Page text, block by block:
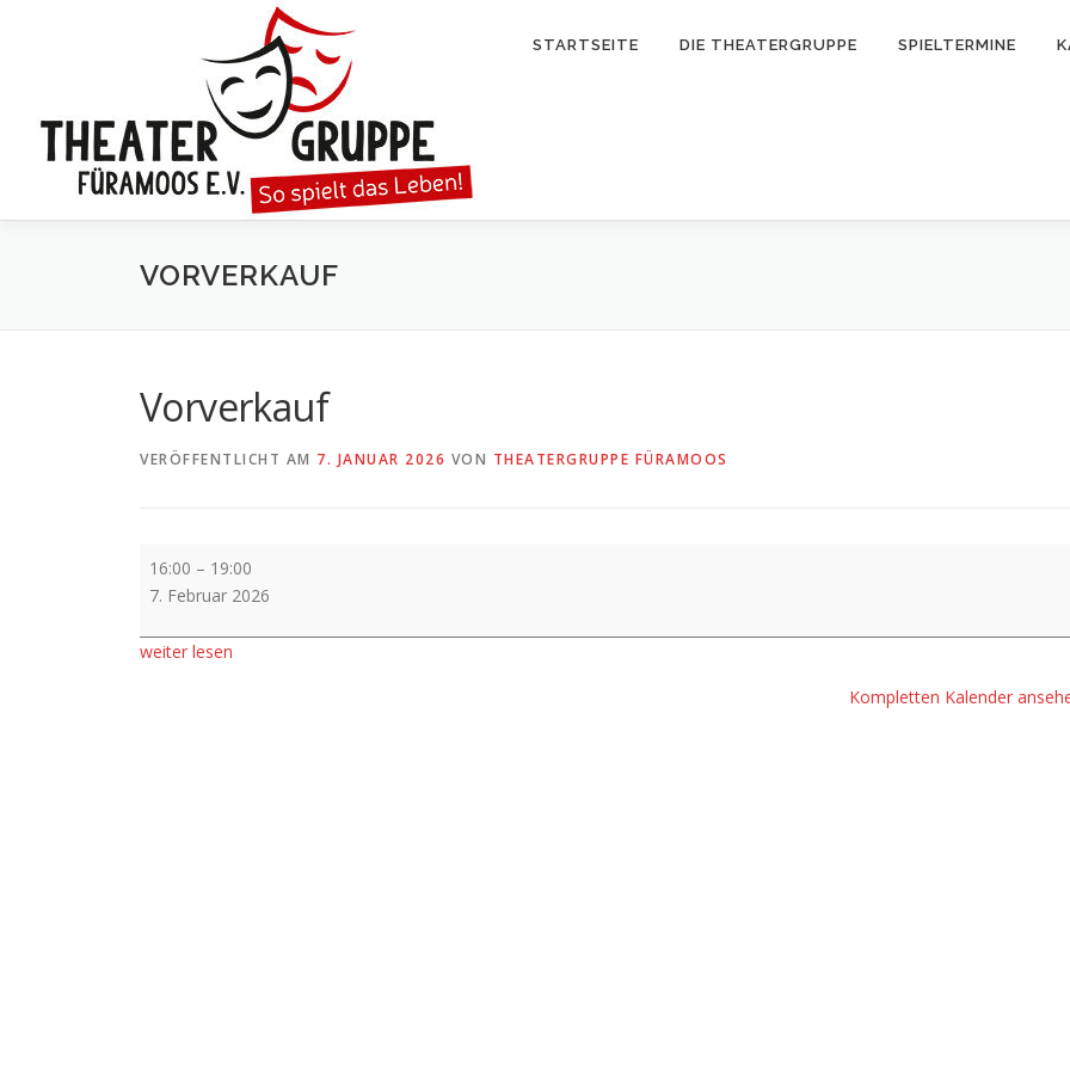
STARTSEITE DIE THEATERGRUPPE SPIELTERMINE
VORVERKAUF
Vorverkauf
VERÖFFENTLICHT AM 7. JANUAR 2026 VON THEATERGRUPPE FÜRAMOOS
Vorverkauf
16:00 – 19:00
7. Februar 2026
weiter lesen
Kompletten Kalender